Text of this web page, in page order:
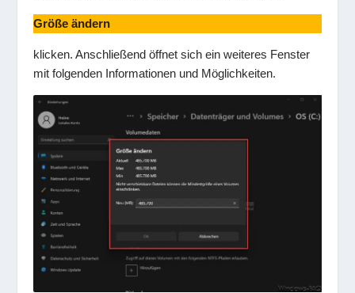
Größe ändern
klicken. Anschließend öffnet sich ein weiteres Fenster
mit folgenden Informationen und Möglichkeiten.